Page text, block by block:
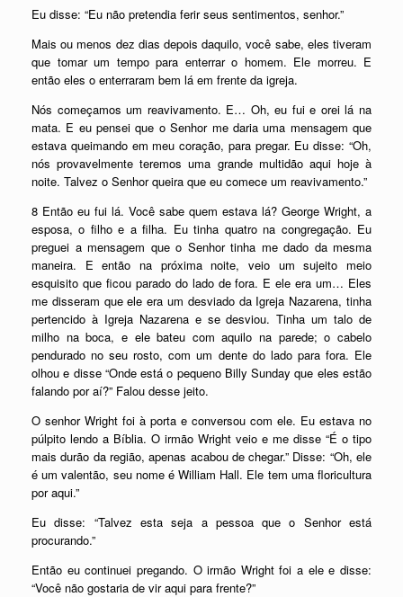
Eu disse: “Eu não pretendia ferir seus sentimentos, senhor.”
Mais ou menos dez dias depois daquilo, você sabe, eles tiveram
que tomar um tempo para enterrar o homem. Ele morreu. E
então eles o enterraram bem lá em frente da igreja.
Nós começamos um reavivamento. E… Oh, eu fui e orei lá na
mata. E eu pensei que o Senhor me daria uma mensagem que
estava queimando em meu coração, para pregar. Eu disse: “Oh,
nós provavelmente teremos uma grande multidão aqui hoje à
noite. Talvez o Senhor queira que eu comece um reavivamento.”
8 Então eu fui lá. Você sabe quem estava lá? George Wright, a
esposa, o filho e a filha. Eu tinha quatro na congregação. Eu
preguei a mensagem que o Senhor tinha me dado da mesma
maneira. E então na próxima noite, veio um sujeito meio
esquisito que ficou parado do lado de fora. E ele era um… Eles
me disseram que ele era um desviado da Igreja Nazarena, tinha
pertencido à Igreja Nazarena e se desviou. Tinha um talo de
milho na boca, e ele bateu com aquilo na parede; o cabelo
pendurado no seu rosto, com um dente do lado para fora. Ele
olhou e disse “Onde está o pequeno Billy Sunday que eles estão
falando por aí?” Falou desse jeito.
O senhor Wright foi à porta e conversou com ele. Eu estava no
púlpito lendo a Bíblia. O irmão Wright veio e me disse “É o tipo
mais durão da região, apenas acabou de chegar.” Disse: “Oh, ele
é um valentão, seu nome é William Hall. Ele tem uma floricultura
por aqui.”
Eu disse: “Talvez esta seja a pessoa que o Senhor está
procurando.”
Então eu continuei pregando. O irmão Wright foi a ele e disse:
“Você não gostaria de vir aqui para frente?”